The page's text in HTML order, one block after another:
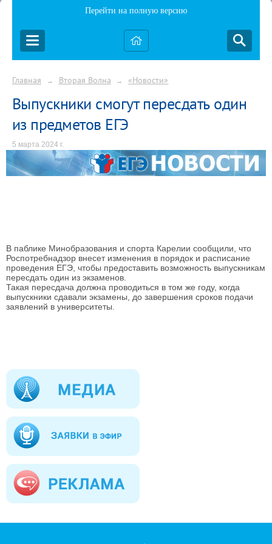
Перейти на полную версию
Главная → Вторая Волна → «Новости»
Выпускники смогут пересдать один
из предметов ЕГЭ
5 марта 2024 г.
В паблике Минобразования и спорта Карелии сообщили, что
Роспотребнадзор внесет изменения в порядок и расписание
проведения ЕГЭ, чтобы предоставить возможность выпускникам
пересдать один из экзаменов.
Такая пересдача должна проводиться в том же году, когда
выпускники сдавали экзамены, до завершения сроков подачи
заявлений в университеты.